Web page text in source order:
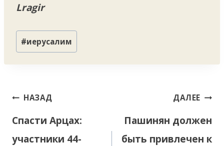
Lragir
Метки
записи:
#иерусалим
Навигация
записям
НАЗАД
Спасти Арцах:
участники 44-
ДАЛЕЕ
Пашинян должен
быть привлечен к